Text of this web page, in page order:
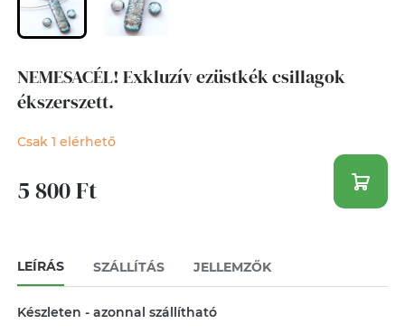
NEMESACÉL! Exkluzív ezüstkék csillagok
ékszerszett.
Csak 1 elérhető
5 800 Ft
LEÍRÁS SZÁLLÍTÁS JELLEMZŐK
Készleten - azonnal szállítható